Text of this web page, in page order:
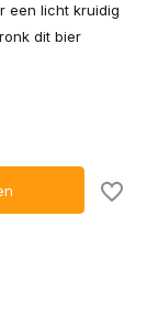
een licht kruidig
dit bier